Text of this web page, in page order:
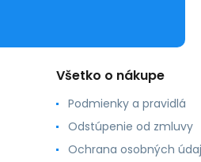
Všetko o nákupe
Podmienky a pravidlá
Odstúpenie od zmluvy
Ochrana osobných